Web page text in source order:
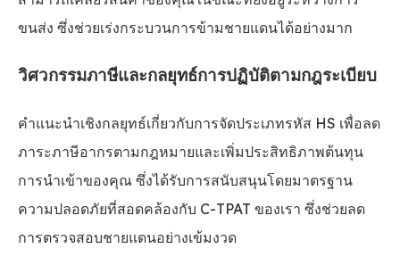
ขนส่ง ซึ่งช่วยเร่งกระบวนการข้ามชายแดนได้อย่างมาก
วิศวกรรมภาษีและกลยุทธ์การปฏิบัติตามกฎระเบียบ
คำแนะนำเชิงกลยุทธ์เกี่ยวกับการจัดประเภทรหัส HS เพื่อลด
ภาระภาษีอากรตามกฎหมายและเพิ่มประสิทธิภาพต้นทุน
การนำเข้าของคุณ ซึ่งได้รับการสนับสนุนโดยมาตรฐาน
ความปลอดภัยที่สอดคล้องกับ C-TPAT ของเรา ซึ่งช่วยลด
การตรวจสอบชายแดนอย่างเข้มงวด